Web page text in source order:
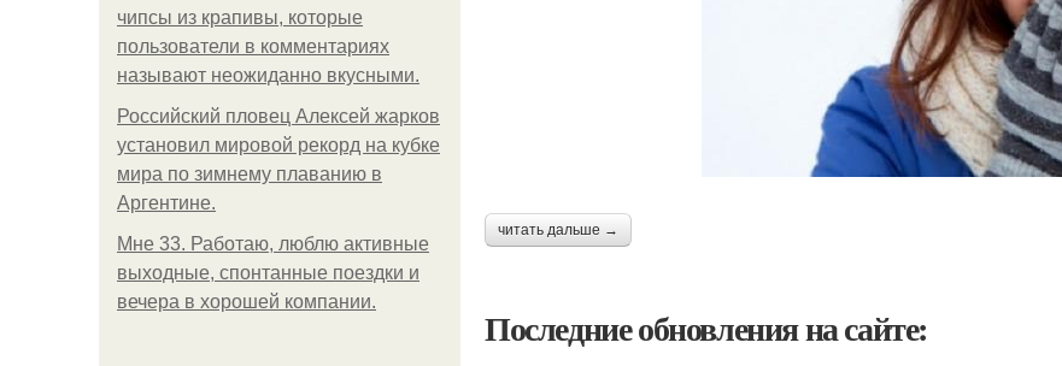
чипсы из крапивы, которые
пользователи в комментариях
называют неожиданно вкусными.
Российский пловец Алексей жарков
установил мировой рекорд на кубке
мира по зимнему плаванию в
Аргентине.
Мне 33. Работаю, люблю активные
выходные, спонтанные поездки и
вечера в хорошей компании.
читать дальше →
Последние обновления на сайте: